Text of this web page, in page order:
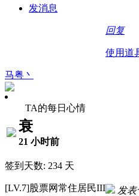
发消息
回复
使用道
马粤丶
TA的每日心情
衰
21 小时前
签到天数: 234 天
[LV.7]股票网常住居民III 发表